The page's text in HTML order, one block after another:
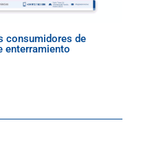
consumidores de
enterramiento